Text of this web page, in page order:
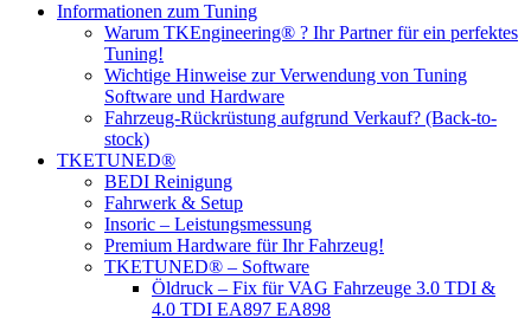
Informationen zum Tuning
Warum TKEngineering® ? Ihr Partner für ein perfektes
Tuning!
Wichtige Hinweise zur Verwendung von Tuning
Software und Hardware
Fahrzeug-Rückrüstung aufgrund Verkauf? (Back-to-
stock)
TKETUNED®
BEDI Reinigung
Fahrwerk & Setup
Insoric – Leistungsmessung
Premium Hardware für Ihr Fahrzeug!
TKETUNED® – Software
Öldruck – Fix für VAG Fahrzeuge 3.0 TDI &
4.0 TDI EA897 EA898